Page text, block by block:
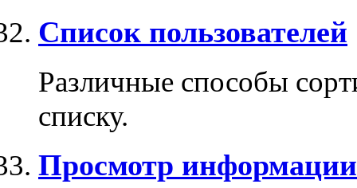
Список пользователей
Различные способы
списку.
Просмотр